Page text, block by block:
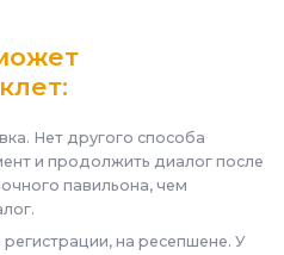
Нет другого способа
и продолжить диалог после
павильона, чем
на ресепшене. У